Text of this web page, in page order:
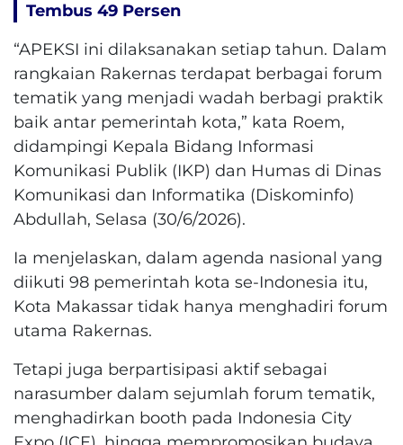
Tembus 49 Persen
“APEKSI ini dilaksanakan setiap tahun. Dalam
rangkaian Rakernas terdapat berbagai forum
tematik yang menjadi wadah berbagi praktik
baik antar pemerintah kota,” kata Roem,
didampingi Kepala Bidang Informasi
Komunikasi Publik (IKP) dan Humas di Dinas
Komunikasi dan Informatika (Diskominfo)
Abdullah, Selasa (30/6/2026).
Ia menjelaskan, dalam agenda nasional yang
diikuti 98 pemerintah kota se-Indonesia itu,
Kota Makassar tidak hanya menghadiri forum
utama Rakernas.
Tetapi juga berpartisipasi aktif sebagai
narasumber dalam sejumlah forum tematik,
menghadirkan booth pada Indonesia City